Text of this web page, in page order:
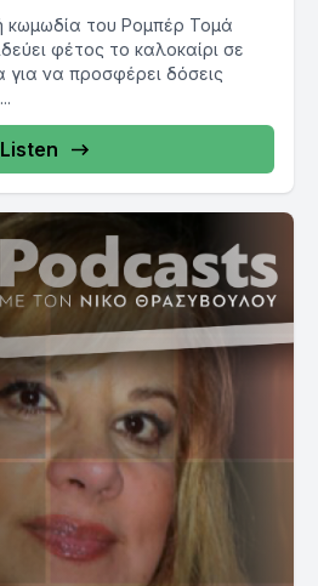
κωμωδία του Ρομπέρ Τομά
φέτος το καλοκαίρι σε
να προσφέρει δόσεις
Listen